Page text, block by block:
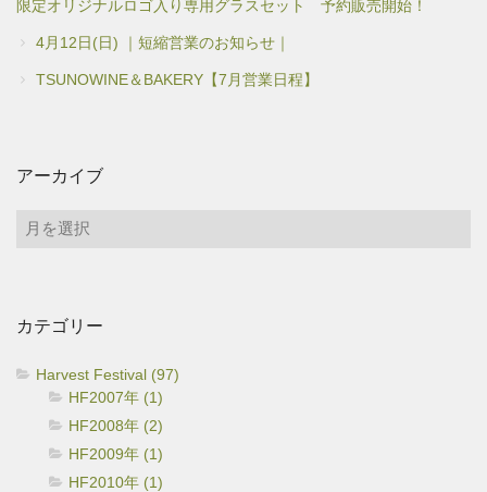
限定オリジナルロゴ入り専用グラスセット 予約販売開始！
4月12日(日) ｜短縮営業のお知らせ｜
TSUNOWINE＆BAKERY【7月営業日程】
アーカイブ
ア
ブ
カテゴリー
Harvest Festival (97)
HF2007年 (1)
HF2008年 (2)
HF2009年 (1)
HF2010年 (1)